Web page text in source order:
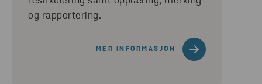
og rapportering.
MER INFORMASJON